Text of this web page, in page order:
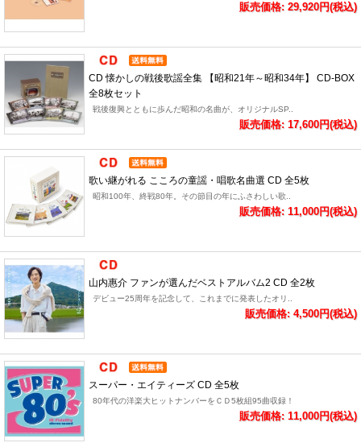
販売価格: 29,920円(税込)
CD 懐かしの戦後歌謡全集 【昭和21年～昭和34年】 CD-BOX
全8枚セット
戦後復興とともに歩んだ昭和の名曲が、オリジナルSP..
販売価格: 17,600円(税込)
歌い継がれる こころの童謡・唱歌名曲選 CD 全5枚
昭和100年、終戦80年。その節目の年にふさわしい歌..
販売価格: 11,000円(税込)
山内惠介 ファンが選んだベストアルバム2 CD 全2枚
デビュー25周年を記念して、これまでに発表したオリ..
販売価格: 4,500円(税込)
スーパー・エイティーズ CD 全5枚
80年代の洋楽大ヒットナンバーをＣＤ5枚組95曲収録！
販売価格: 11,000円(税込)